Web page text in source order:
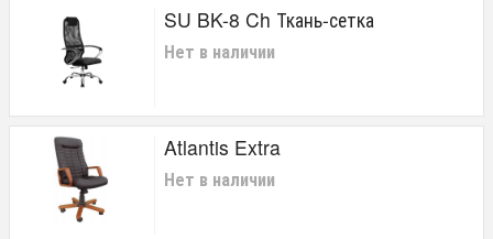
SU BK-8 Ch Ткань-сетка
Нет в наличии
Atlantis Extra
Нет в наличии